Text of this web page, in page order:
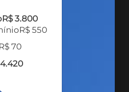
R$ 3.800
R$ 550
R$ 70